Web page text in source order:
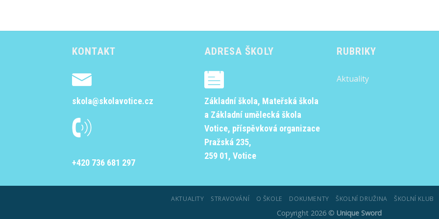
KONTAKT
skola@skolavotice.cz
+420 736 681 297
ADRESA ŠKOLY
Základní škola, Mateřská škola
a Základní umělecká škola
Votice, příspěvková organizace
Pražská 235,
259 01, Votice
RUBRIKY
Aktuality
AKTUALITY STRAVOVÁNÍ O ŠKOLE DOKUMENTY ŠKOLNÍ DRUŽINA ŠKOLNÍ KLUB
Copyright 2026 © Unique Sword